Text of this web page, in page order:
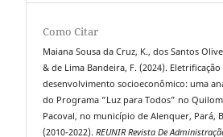
Como Citar
Maiana Sousa da Cruz, K., dos Santos
& de Lima Bandeira, F. (2024).
desenvolvimento socioeconômico: uma
do Programa “Luz para Todos” no
Pacoval, no município de Alenquer, Pará,
(2010-2022).REUNIR Revista De